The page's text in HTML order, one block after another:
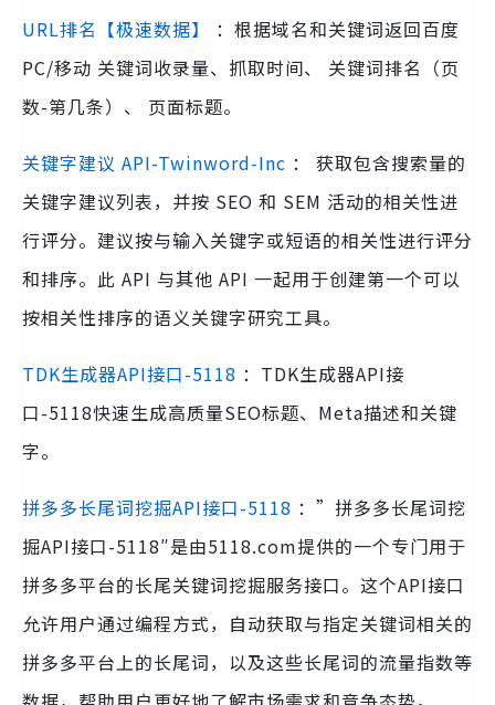
URL排名【极速数据】
：根据域名和关键词返回百度
PC/移动 关键词收录量、抓取时间、 关键词排名（页
数-第几条）、 页面标题。
关键字建议 API-Twinword-Inc ： 获取包含搜索量的
关键字建议列表，并按 SEO 和 SEM 活动的相关性进
行评分。建议按与输入关键字或短语的相关性进行评分
和排序。此 API 与其他 API 一起用于创建第一个可以
按相关性排序的语义关键字研究工具。
TDK生成器API接口-5118 ：TDK生成器API接
口-5118快速生成高质量SEO标题、Meta描述和关键
字。
拼多多长尾词挖掘API接口-5118 ：”拼多多长尾词挖
掘API接口-5118″是由5118.com提供的一个专门用于
拼多多平台的长尾关键词挖掘服务接口。这个API接口
允许用户通过编程方式，自动获取与指定关键词相关的
拼多多平台上的长尾词，以及这些长尾词的流量指数等